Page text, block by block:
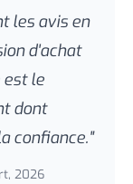
les avis en
d'achat
est le
dont
confiance."
2026